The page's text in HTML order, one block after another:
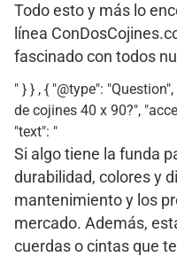
Todo esto y más lo
línea
fascinado con todos
" } } , { "@type":
de cojines 40 x 90?",
"text": "
Si algo tiene la funda
durabilidad, colores y
mantenimiento y los
mercado. Además,
cuerdas o cintas que